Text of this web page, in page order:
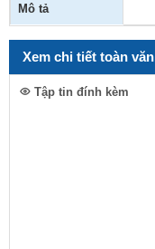
Mô tả
Xem chi tiết toàn văn
Tập tin đính kèm